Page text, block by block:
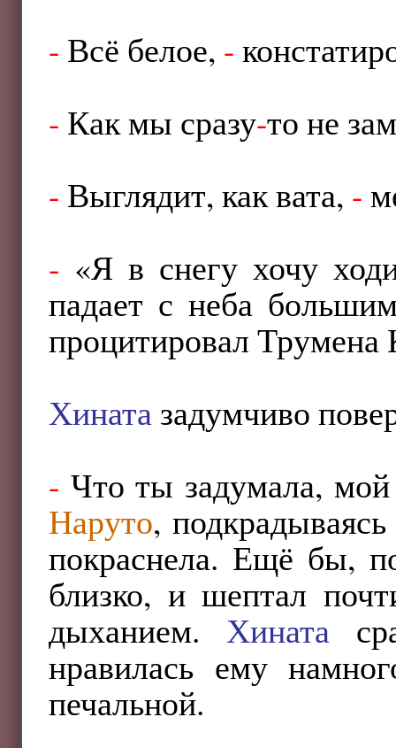
- Всё белое, -
- Как мы сразу-то не
- Выглядит, как вата, -
- «Я в снегу хочу
падает с неба
процитировал Трумена
Хинатазадумчиво
- Что ты задумала,
Наруто,
покраснела. Ещё бы,
близко, и шептал
дыханием. Хината
нравилась ему
печальной.